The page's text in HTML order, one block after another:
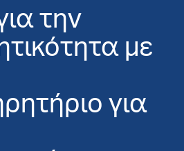
την
με
για